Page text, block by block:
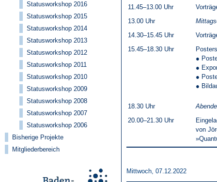
Statusworkshop 2016
Statusworkshop 2015
Statusworkshop 2014
Statusworkshop 2013
Statusworkshop 2012
Statusworkshop 2011
Statusworkshop 2010
Statusworkshop 2009
Statusworkshop 2008
Statusworkshop 2007
Statusworkshop 2006
Bisherige Projekte
Mitgliederbereich
11.45–13.00 Uhr
13.00 Uhr
14.30–15.45 Uhr
15.45–18.30 Uhr
●
●
●
●
18.30 Uhr
20.00–21.30 Uhr
von
Mittwoch, 07.12.2022